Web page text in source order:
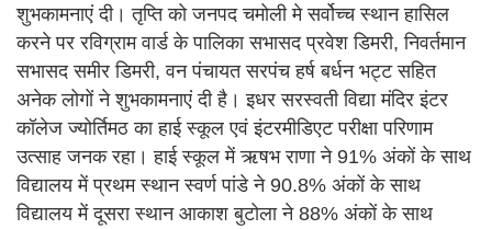
शुभकामनाएं दी। तृप्ति को जनपद चमोली मे सर्वोच्च स्थान हासिल
करने पर रविग्राम वार्ड के पालिका सभासद प्रवेश डिमरी, निवर्तमान
सभासद समीर डिमरी, वन पंचायत सरपंच हर्ष बर्धन भट्ट सहित
अनेक लोगों ने शुभकामनाएं दी है। इधर सरस्वती विद्या मंदिर इंटर
कॉलेज ज्योर्तिमठ का हाई स्कूल एवं इंटरमीडिएट परीक्षा परिणाम
उत्साह जनक रहा। हाई स्कूल में ऋषभ राणा ने 91% अंकों के साथ
विद्यालय में प्रथम स्थान स्वर्ण पांडे ने 90.8% अंकों के साथ
विद्यालय में दूसरा स्थान आकाश बुटोला ने 88% अंकों के साथ